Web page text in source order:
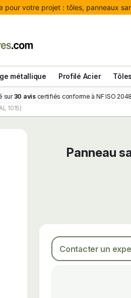
pour votre projet : tôles, panneaux
métallique Profilé Acier
sur30 aviscertifiés conforme à NF ISO
1015)
Panneau
Contacter un